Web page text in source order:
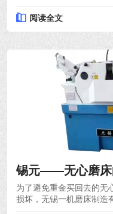
阅读全文
锡元——无心磨床
为了避免重金买回去的无
损坏，无锡一机磨床制造